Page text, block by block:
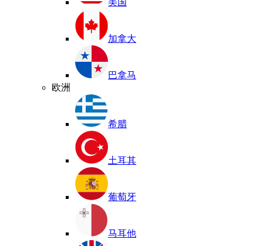
美国
加拿大
巴拿马
欧洲
希腊
土耳其
葡萄牙
马耳他